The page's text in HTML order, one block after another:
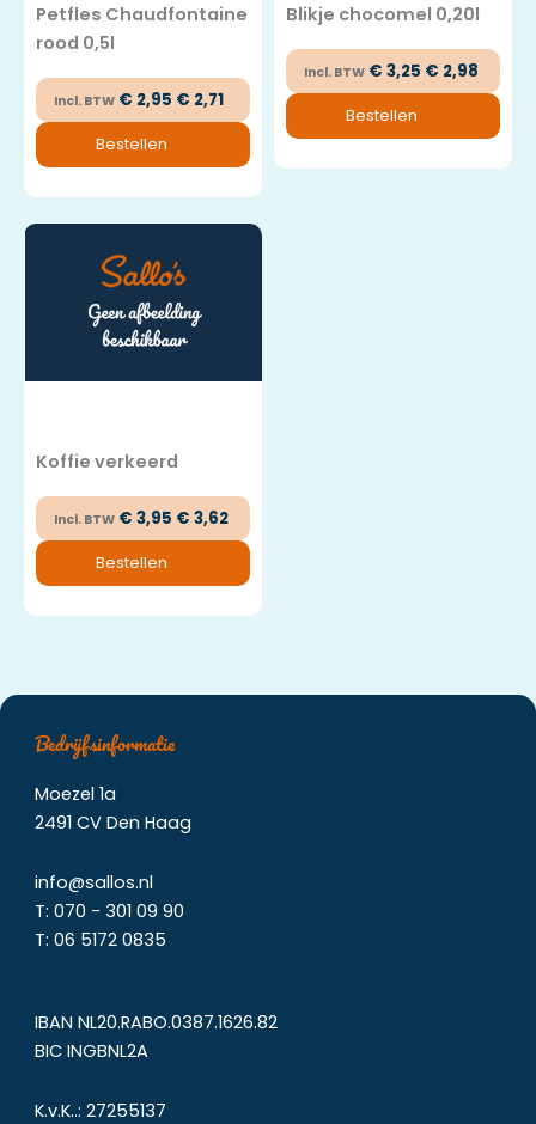
Petfles Chaudfontaine
rood 0,5l
Incl. BTW € 2,95 € 2,71
Bestellen
Blikje chocomel 0,20l
Incl. BTW € 3,25 € 2,98
Bestellen
Koffie verkeerd
Incl. BTW € 3,95 € 3,62
Bestellen
Bedrijfsinformatie
Moezel 1a
2491 CV Den Haag
info@sallos.nl
T:070 - 301 09 90
T:06 51720835
IBAN NL20.RABO.0387.1626.82
BIC INGBNL2A
K.v.K..: 27255137